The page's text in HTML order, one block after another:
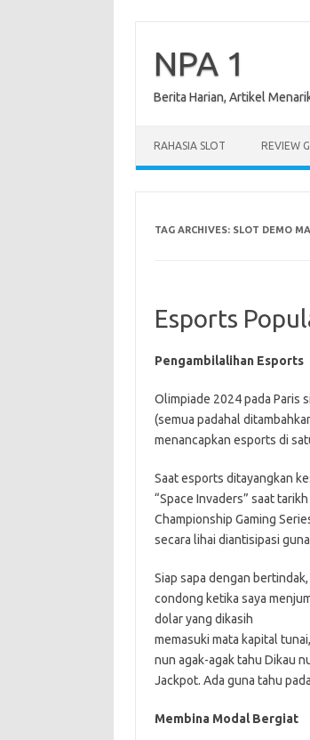
content
NPA 1
Berita Harian, Artikel
RAHASIA SLOT REVIEW
TAG ARCHIVES: SLOT DEMO
Esports
Pengambilalihan Esports
Olimpiade 2024 pada Paris
(semua padahal
menancapkan esports di
Saat esports ditayangkan
“Space Invaders” saat
Championship Gaming
secara lihai diantisipasi
Siap sapa dengan
condong ketika saya
dolar yang dikasih
memasuki mata kapital
nun agak-agak tahu Dikau
Jackpot. Ada guna tahu
Membina Modal Bergiat